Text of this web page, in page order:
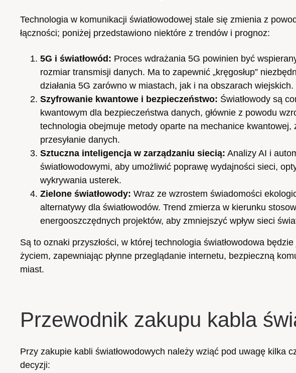
Technologia w komunikacji światłowodowej stale się zmienia z
łączności; poniżej przedstawiono niektóre z trendów i prognoz:
5G i światłowód: Proces wdrażania 5G powinien być
rozmiar transmisji danych. Ma to zapewnić „kręgosłup”
działania 5G zarówno w miastach, jak i na obszarach wiejskich.
Szyfrowanie kwantowe i bezpieczeństwo: Światłowody są
kwantowym dla bezpieczeństwa danych, głównie z powodu
technologia obejmuje metody oparte na mechanice
przesyłanie danych.
Sztuczna inteligencja w zarządzaniu siecią: Analizy AI i
światłowodowymi, aby umożliwić poprawę wydajności sieci,
wykrywania usterek.
Zielone światłowody: Wraz ze wzrostem świadomości
alternatywy dla światłowodów. Trend zmierza w kierunku
energooszczędnych projektów, aby zmniejszyć wpływ sieci
Są to oznaki przyszłości, w której technologia światłowodowa
życiem, zapewniając płynne przeglądanie internetu, bezpieczną
miast.
Przewodnik zakupu kabla
Przy zakupie kabli światłowodowych należy wziąć pod uwagę kilka
decyzji: